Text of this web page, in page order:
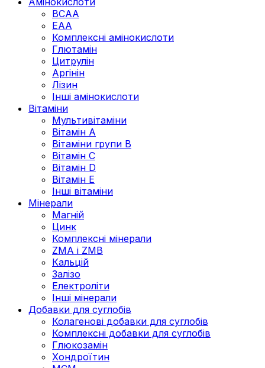
BCAA
EAA
Комплексні амінокислоти
Глютамін
Цитрулін
Аргінін
Лізин
Інші амінокислоти
Вітаміни
Мультивітаміни
Вітамін А
Вітаміни групи В
Вітамін C
Вітамін D
Вітамін Е
Інші вітаміни
Мінерали
Магній
Цинк
Комплексні мінерали
ZMA і ZMB
Кальцій
Залізо
Електроліти
Інші мінерали
Добавки для суглобів
Колагенові добавки для суглобів
Комплексні добавки для суглобів
Глюкозамін
Хондроїтин